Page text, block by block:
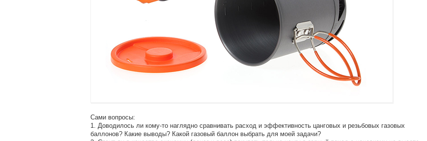
Сами вопросы:
1. Доводилось ли кому-то наглядно сравнивать расход и эффективность цанговых и резьбовых газовых
баллонов? Какие выводы? Какой газовый баллон выбрать для моей задачи?